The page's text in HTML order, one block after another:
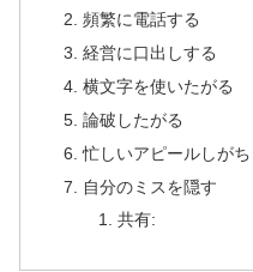
頻繁に電話する
経営に口出しする
横文字を使いたがる
論破したがる
忙しいアピールしがち
自分のミスを隠す
共有: